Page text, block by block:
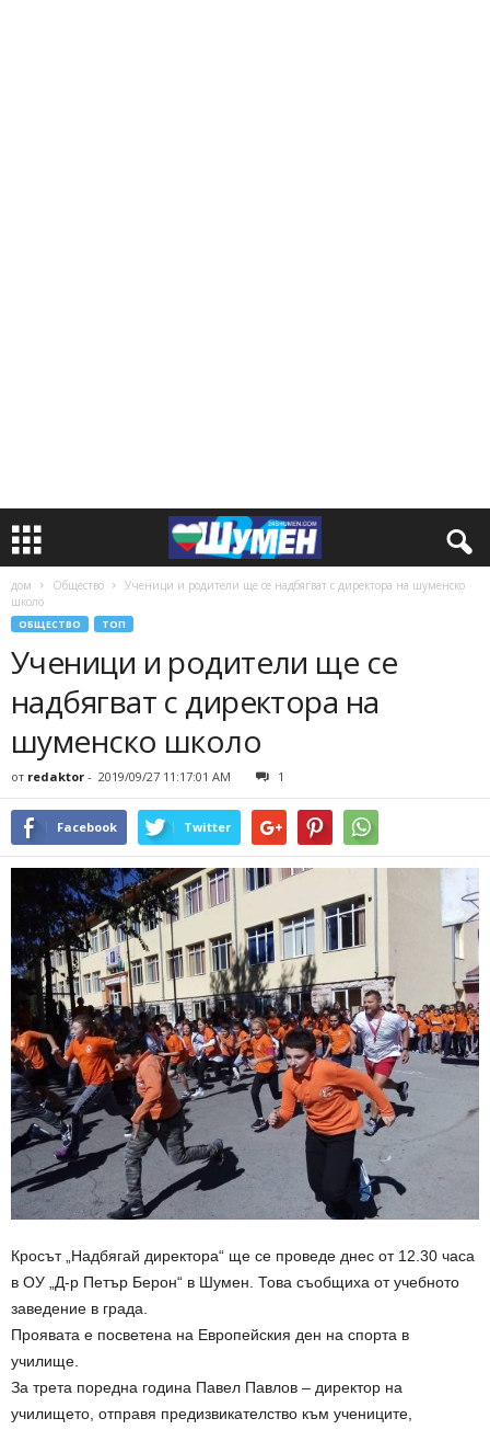
дом Общество
Ученици и родители ще се надбягват с директора на шуменско
школо
ОБЩЕСТВО ТОП
Ученици и родители ще се
надбягват с директора на
шуменско школо
от redaktor - 2019/09/27 11:17:01 AM 1
Facebook Twitter
Кросът „Надбягай директора“ ще се проведе днес от 12.30 часа
в ОУ „Д-р Петър Берон“ в Шумен. Това съобщиха от учебното
заведение в града.
Проявата е посветена на Европейския ден на спорта в
училище.
За трета поредна година Павел Павлов – директор на
училището, отправя предизвикателство към учениците,